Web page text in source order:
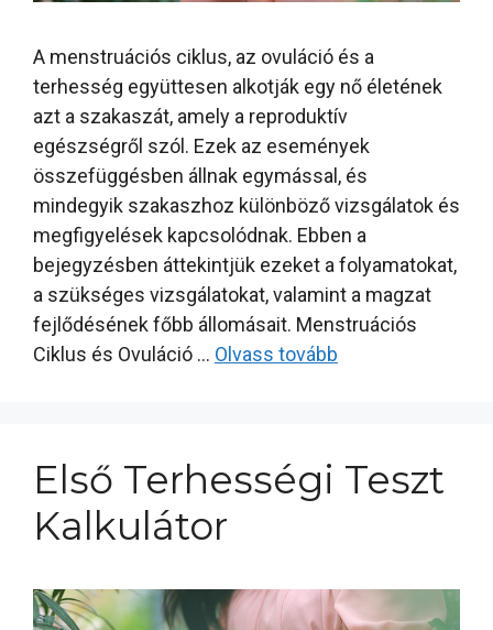
A menstruációs ciklus, az ovuláció és a
terhesség együttesen alkotják egy nő életének
azt a szakaszát, amely a reproduktív
egészségről szól. Ezek az események
összefüggésben állnak egymással, és
mindegyik szakaszhoz különböző vizsgálatok és
megfigyelések kapcsolódnak. Ebben a
bejegyzésben áttekintjük ezeket a folyamatokat,
a szükséges vizsgálatokat, valamint a magzat
fejlődésének főbb állomásait. Menstruációs
Ciklus és Ovuláció … Olvass tovább
Első Terhességi Teszt
Kalkulátor